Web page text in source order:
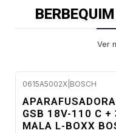
Ver
0615A5002X BOSCH
GSB 18V-110 C +
MALA L-BOXX